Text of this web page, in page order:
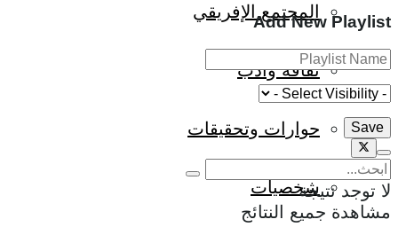
المجتمع الإفريقي
ثقافة وأدب
حوارات وتحقيقات
شخصيات
Add New Playlist
لا توجد نتيجة
مشاهدة جميع النتائج